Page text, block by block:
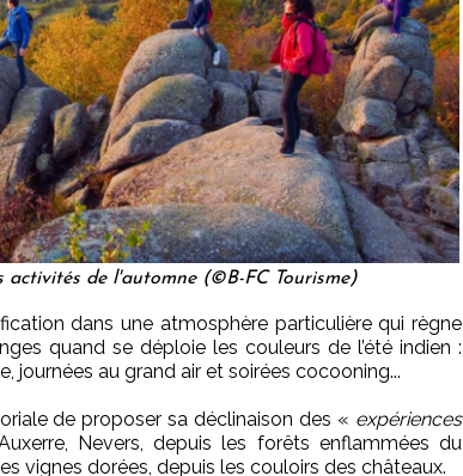
activités de l'automne (©B-FC Tourisme)
dans une atmosphère particulière qui règne
quand se déploie les couleurs de l’été indien :
journées au grand air et soirées cocooning...
de proposer sa déclinaison des « expériences
Nevers, depuis les forêts enflammées du
vignes dorées, depuis les couloirs des châteaux.